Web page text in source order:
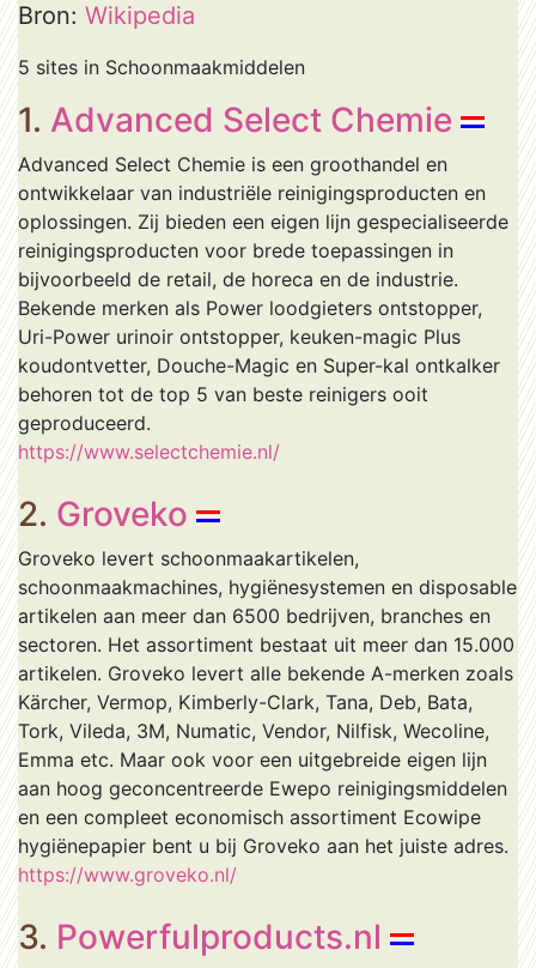
Bron: Wikipedia
5 sites in Schoonmaakmiddelen
1. Advanced Select Chemie
Advanced Select Chemie is een groothandel en
ontwikkelaar van industriële reinigingsproducten en
oplossingen. Zij bieden een eigen lijn gespecialiseerde
reinigingsproducten voor brede toepassingen in
bijvoorbeeld de retail, de horeca en de industrie.
Bekende merken als Power loodgieters ontstopper,
Uri-Power urinoir ontstopper, keuken-magic Plus
koudontvetter, Douche-Magic en Super-kal ontkalker
behoren tot de top 5 van beste reinigers ooit
geproduceerd.
https://www.selectchemie.nl/
2. Groveko
Groveko levert schoonmaakartikelen,
schoonmaakmachines, hygiënesystemen en disposable
artikelen aan meer dan 6500 bedrijven, branches en
sectoren. Het assortiment bestaat uit meer dan 15.000
artikelen. Groveko levert alle bekende A-merken zoals
Kärcher, Vermop, Kimberly-Clark, Tana, Deb, Bata,
Tork, Vileda, 3M, Numatic, Vendor, Nilfisk, Wecoline,
Emma etc. Maar ook voor een uitgebreide eigen lijn
aan hoog geconcentreerde Ewepo reinigingsmiddelen
en een compleet economisch assortiment Ecowipe
hygiënepapier bent u bij Groveko aan het juiste adres.
https://www.groveko.nl/
3. Powerfulproducts.nl